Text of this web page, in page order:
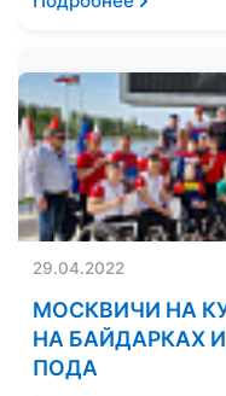
29.04.2022
МОСКВИЧИ НА
НА БАЙДАРКАХ
ПОДА